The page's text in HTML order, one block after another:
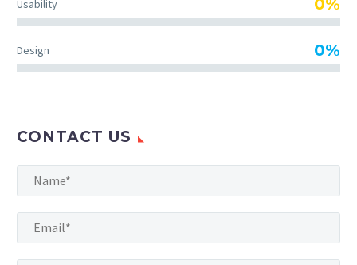
Usability
Design 0%
CONTACT US